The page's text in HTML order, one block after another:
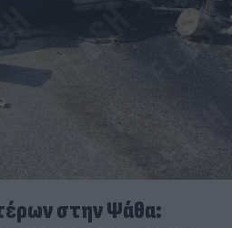
στην Ψάθα: